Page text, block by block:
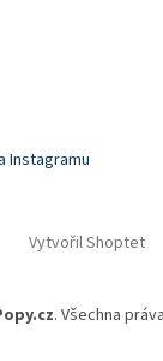
Instagramu
Vytvořil Shoptet
. Všechna